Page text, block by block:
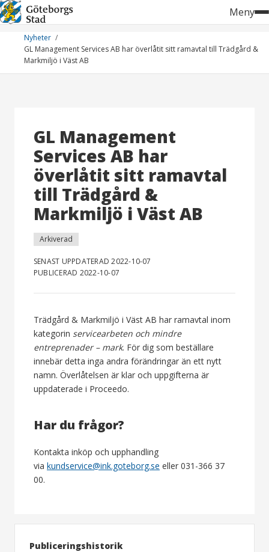
Hoppa
till
innehåll
Meny
Nyheter
GL Management Services AB har överlåtit sitt ramavtal till Trädgård &
Markmiljö i Väst AB
GL Management
Services AB har
överlåtit sitt ramavtal
till Trädgård &
Markmiljö i Väst AB
Arkiverad
SENAST UPPDATERAD 2022-10-07
PUBLICERAD 2022-10-07
Trädgård & Markmiljö i Väst AB har ramavtal inom
kategorin servicearbeten och mindre
entreprenader – mark. För dig som beställare
innebär detta inga andra förändringar än ett nytt
namn. Överlåtelsen är klar och uppgifterna är
uppdaterade i Proceedo.
Har du frågor?
Kontakta inköp och upphandling
via kundservice@ink.goteborg.se eller 031-366 37
00.
Publiceringshistorik